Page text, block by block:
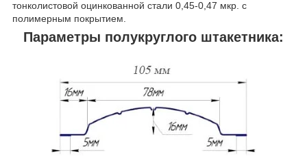
тонколистовой оцинкованной стали 0,45-0,47 мкр. с
полимерным покрытием.
Параметры полукруглого штакетника: